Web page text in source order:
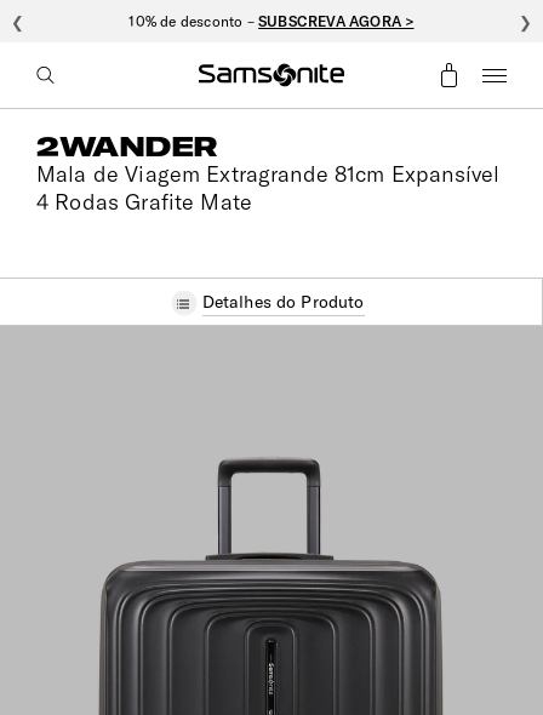
10% de desconto –SUBSCREVA AGORA >
❮ ❯
2WANDER
Mala de Viagem Extragrande 81cm Expansível
4 Rodas Grafite Mate
Detalhes do Produto